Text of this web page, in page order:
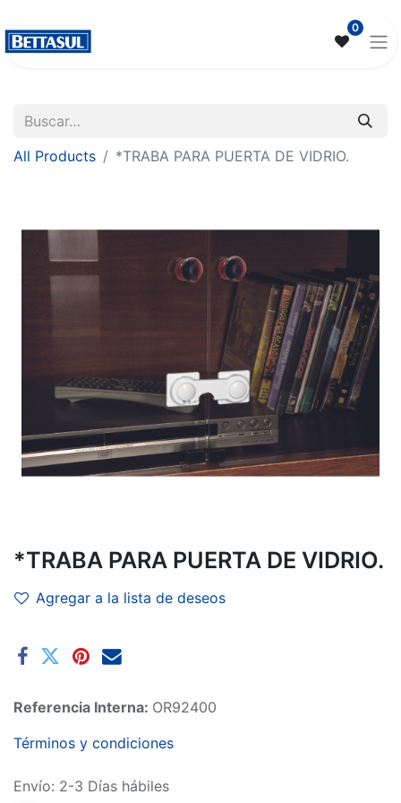
0
All Products *TRABA PARA PUERTA DE VIDRIO.
*TRABA PARA PUERTA DE VIDRIO.
Agregar a la lista de deseos
Referencia Interna: OR92400
Términos y condiciones
Envío: 2-3 Días hábiles